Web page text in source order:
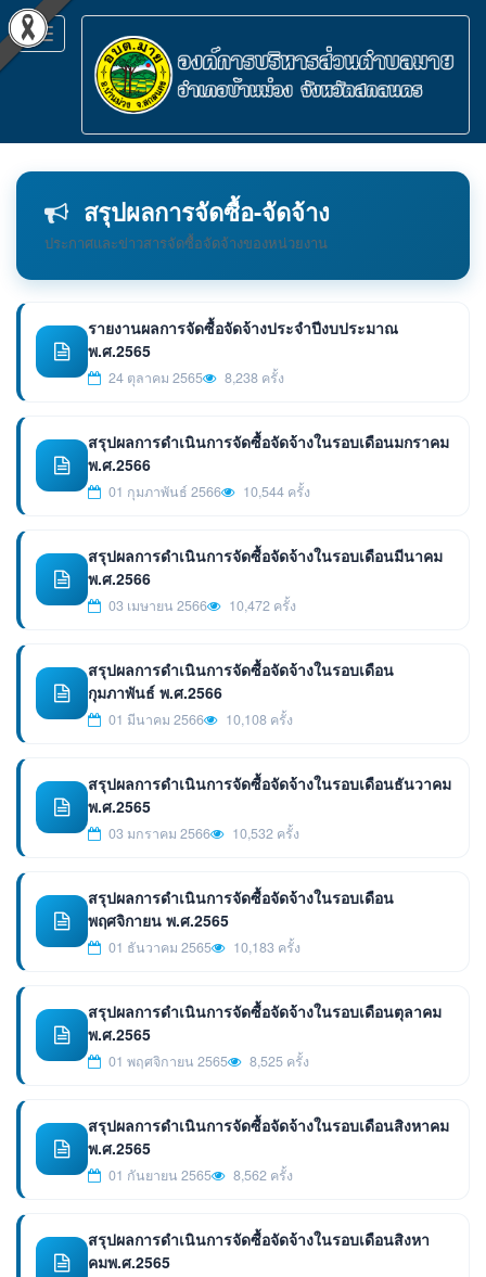
Toggle
navigation
สรุปผลการจัดซื้อ-จัดจ้าง
ประกาศและข่าวสารจัดซื้อจัดจ้างของหน่วยงาน
รายงานผลการจัดซื้อจัดจ้างประจำปีงบประมาณ
พ.ศ.2565
24 ตุลาคม 2565 8,238 ครั้ง
สรุปผลการดำเนินการจัดซื้อจัดจ้างในรอบเดือนมกราคม
พ.ศ.2566
01 กุมภาพันธ์ 2566 10,544 ครั้ง
สรุปผลการดำเนินการจัดซื้อจัดจ้างในรอบเดือนมีนาคม
พ.ศ.2566
03 เมษายน 2566 10,472 ครั้ง
สรุปผลการดำเนินการจัดซื้อจัดจ้างในรอบเดือน
กุมภาพันธ์ พ.ศ.2566
01 มีนาคม 2566 10,108 ครั้ง
สรุปผลการดำเนินการจัดซื้อจัดจ้างในรอบเดือนธันวาคม
พ.ศ.2565
03 มกราคม 2566 10,532 ครั้ง
สรุปผลการดำเนินการจัดซื้อจัดจ้างในรอบเดือน
พฤศจิกายน พ.ศ.2565
01 ธันวาคม 2565 10,183 ครั้ง
สรุปผลการดำเนินการจัดซื้อจัดจ้างในรอบเดือนตุลาคม
พ.ศ.2565
01 พฤศจิกายน 2565 8,525 ครั้ง
สรุปผลการดำเนินการจัดซื้อจัดจ้างในรอบเดือนสิงหาคม
พ.ศ.2565
01 กันยายน 2565 8,562 ครั้ง
สรุปผลการดำเนินการจัดซื้อจัดจ้างในรอบเดือนสิงหา
คมพ.ศ.2565